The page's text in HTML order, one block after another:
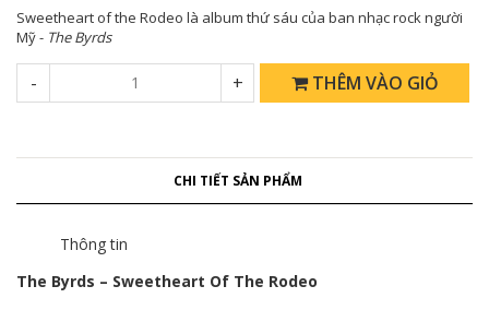
Sweetheart of the Rodeo là album thứ sáu của ban nhạc rock người
Mỹ - The Byrds
+
- THÊM VÀO GIỎ
CHI TIẾT SẢN PHẨM
Thông tin
The Byrds – Sweetheart Of The Rodeo